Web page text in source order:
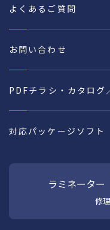
よくあるご質問
お問い合わせ
PDFチラシ・カタログ
対応パッケージソフト
ラミネーター
修